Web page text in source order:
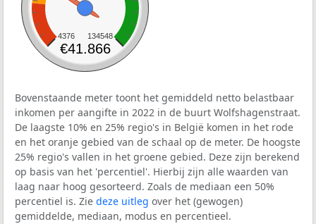
4376 134548
€41.866
Bovenstaande meter toont het gemiddeld netto belastbaar
inkomen per aangifte in 2022 in de buurt Wolfshagenstraat.
De laagste 10% en 25% regio's in België komen in het rode
en het oranje gebied van de schaal op de meter. De hoogste
25% regio's vallen in het groene gebied. Deze zijn berekend
op basis van het 'percentiel'. Hierbij zijn alle waarden van
laag naar hoog gesorteerd. Zoals de mediaan een 50%
percentiel is. Zie deze uitleg over het (gewogen)
gemiddelde, mediaan, modus en percentieel.